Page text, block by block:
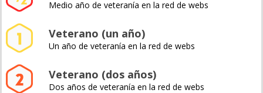
Medio año de veteranía en la red de webs
Veterano (un año)
Un año de veteranía en la red de webs
Veterano (dos años)
Dos años de veteranía en la red de webs